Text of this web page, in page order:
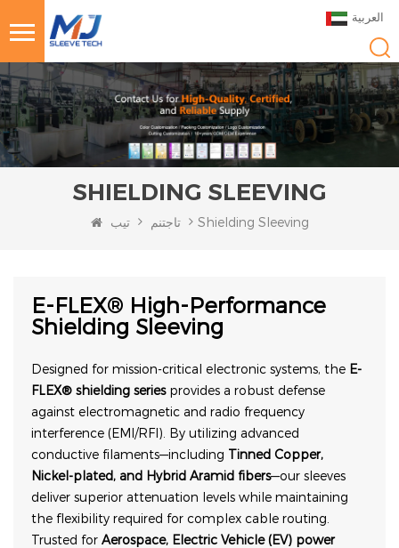
العربية
SHIELDING SLEEVING
تيب تاجتنم Shielding Sleeving
E-FLEX® High-Performance
Shielding Sleeving
Designed for mission-critical electronic systems, the E-
FLEX® shielding seriesprovides a robust defense
against electromagnetic and radio frequency
interference (EMI/RFI). By utilizing advanced
conductive filaments—including Tinned Copper,
Nickel-plated, and Hybrid Aramid fibers—our sleeves
deliver superior attenuation levels while maintaining
the flexibility required for complex cable routing.
Trusted for Aerospace, Electric Vehicle (EV) power